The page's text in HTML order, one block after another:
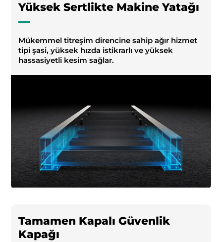
Yüksek Sertlikte Makine Yatağı
Mükemmel titreşim direncine sahip ağır hizmet
tipi şasi, yüksek hızda istikrarlı ve yüksek
hassasiyetli kesim sağlar.
Tamamen Kapalı Güvenlik
Kapağı